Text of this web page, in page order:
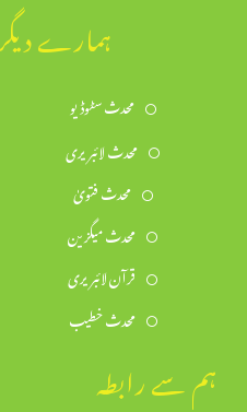
ہمارے
محدث سٹوڈیو
محدث لائبریری
محدث فتویٰ
محدث میگزین
قرآن لائبریری
محدث خطیب
ہم سے رابطہ